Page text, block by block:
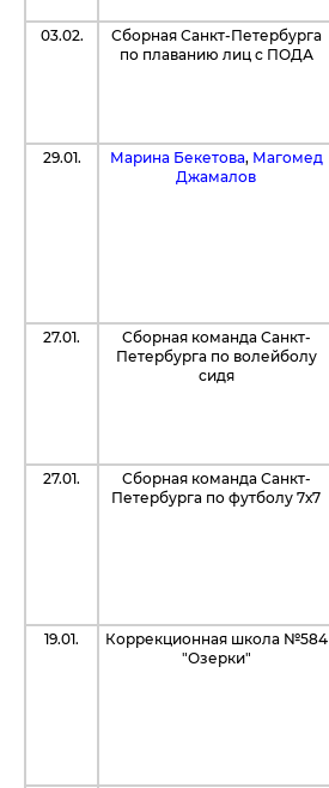
03.02.
Сборная Санкт-Петербурга
по плаванию лиц с ПОДА
29.01. Марина Бекетова, Магомед
Джамалов
27.01.
Сборная команда Санкт-
Петербурга по волейболу
сидя
27.01.
Сборная команда Санкт-
Петербурга по футболу 7х7
19.01.
Коррекционная школа №584
"Озерки"